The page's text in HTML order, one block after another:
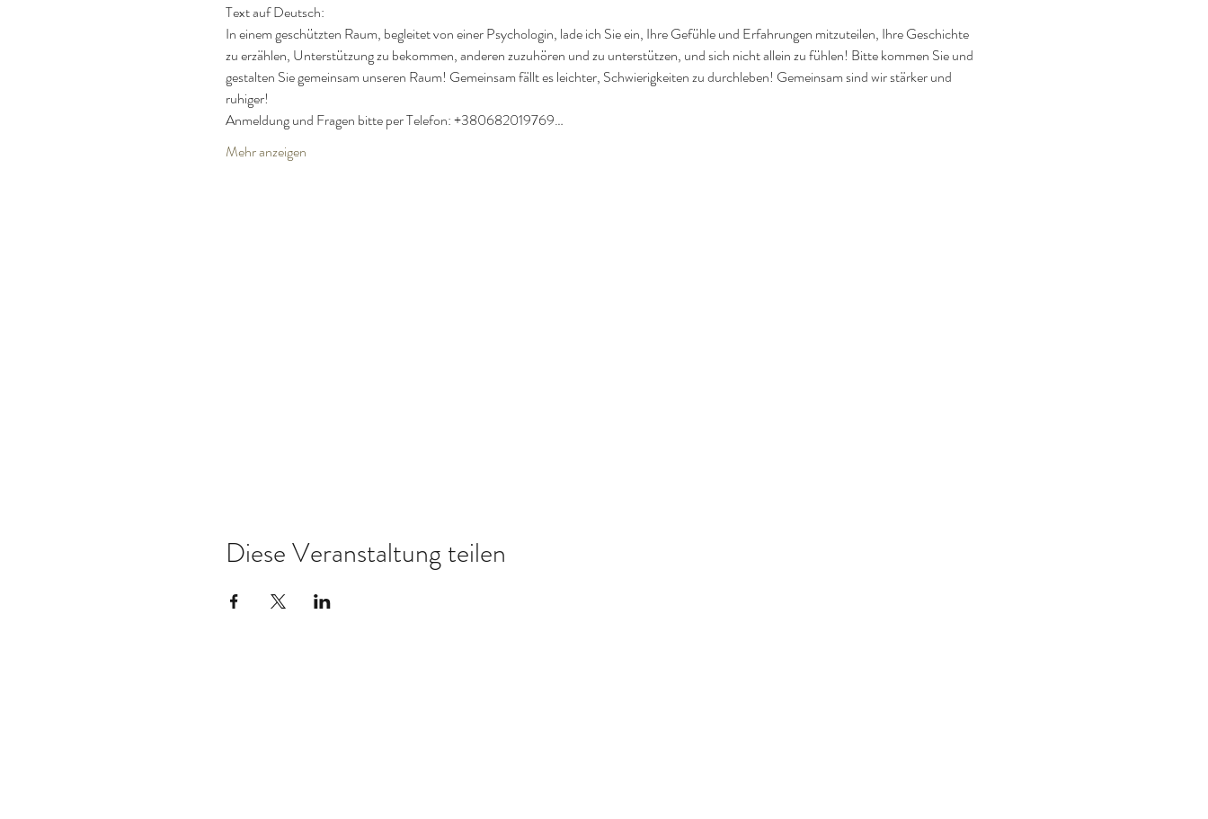
Text auf Deutsch:
In einem geschützten Raum, begleitet von einer Psychologin, lade ich Sie ein, Ihre Gefühle und Erfahrungen mitzuteilen, Ihre Geschichte
zu erzählen, Unterstützung zu bekommen, anderen zuzuhören und zu unterstützen, und sich nicht allein zu fühlen! Bitte kommen Sie und
gestalten Sie gemeinsam unseren Raum! Gemeinsam fällt es leichter, Schwierigkeiten zu durchleben! Gemeinsam sind wir stärker und
ruhiger!
Anmeldung und Fragen bitte per Telefon: +380682019769…
Mehr anzeigen
Diese Veranstaltung teilen